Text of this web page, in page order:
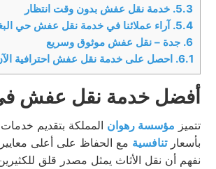
5.3. خدمة نقل عفش بدون وقت انتظار
5.4. آراء عملائنا في خدمة نقل عفش حي
6. جدة – نقل عفش موثوق وسريع
6.1. احصل على خدمة نقل عفش احترافية
أفضل خدمة نقل عفش
تتميز مؤسسة رهوان المملكة بتقديم
بأسعارتنافسية مع الحفاظ على أعلى
نفهم أن نقل الأثاث يمثل مصدر قلق